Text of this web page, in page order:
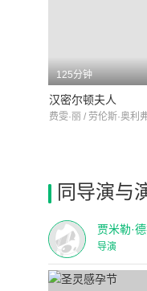
125分钟
汉密尔顿夫人
同导演与
贾米勒·
导演